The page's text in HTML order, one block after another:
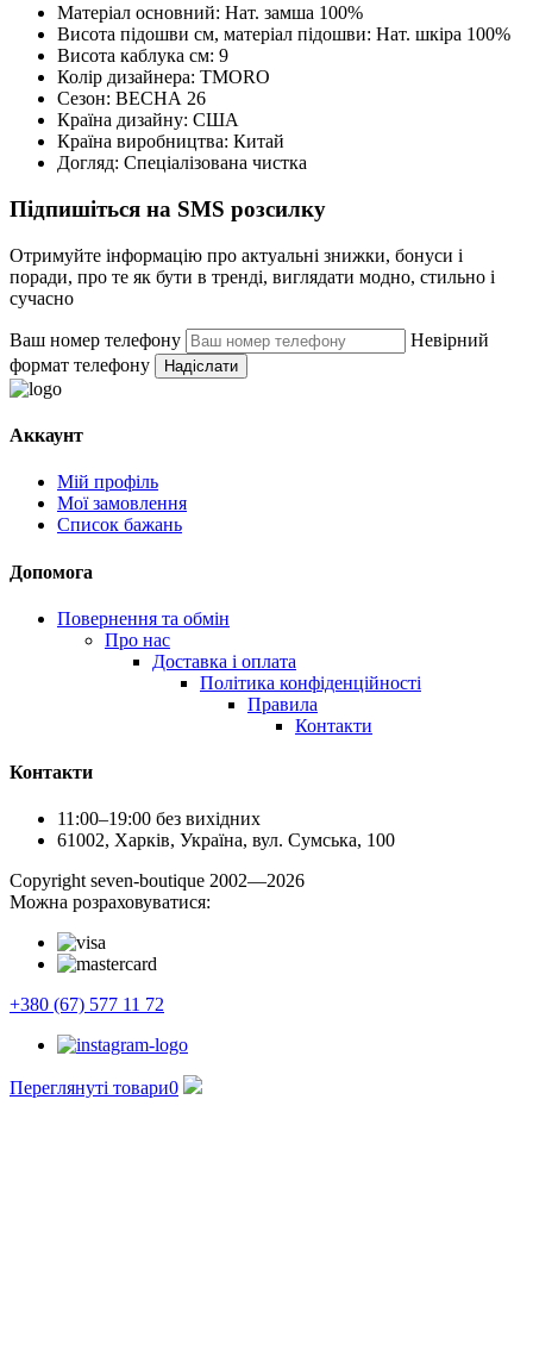
Матеріал основний: Нат. замша 100%
Висота підошви см, матеріал підошви: Нат. шкіра 100%
Висота каблука см: 9
Колір дизайнера: TMORO
Сезон: ВЕСНА 26
Країна дизайну: США
Країна виробництва: Китай
Догляд: Спеціалізована чистка
Підпишіться на SMS розсилку
Отримуйте інформацію про актуальні знижки, бонуси і
поради, про те як бути в тренді, виглядати модно, стильно і
сучасно
Ваш номер телефону
Невірний
формат телефону
Надіслати
Аккаунт
Мій профіль
Мої замовлення
Список бажань
Допомога
Повернення та обмін
Про нас
Доставка і оплата
Політика конфіденційності
Правила
Контакти
Контакти
11:00–19:00 без вихідних
61002, Харків, Україна, вул. Сумська, 100
Сopyright seven-boutique 2002—2026
Можна розраховуватися:
+380 (67) 577 11 72
Переглянуті товари0